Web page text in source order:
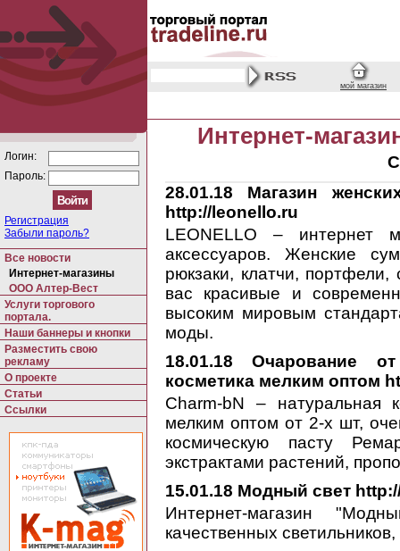
мой магазин
Логин:
Пароль:
Регистрация
Забыли пароль?
Все новости
Интернет-магазины
ООО Алтер-Вест
Услуги торгового
портала.
Наши баннеры и кнопки
Разместить свою
рекламу
О проекте
Статьи
Ссылки
Интернет-
28.01.18 Магазин
http://leonello.ru
LEONELLO – интернет
аксессуаров. Женские
рюкзаки, клатчи,
вас красивые и
высоким мировым
моды.
18.01.18 Очарование
косметика мелким оптом
Charm-bN – натуральная
мелким оптом от 2-х шт,
космическую пасту
экстрактами растений,
15.01.18 Модный свет
Интернет-магазин
качественных